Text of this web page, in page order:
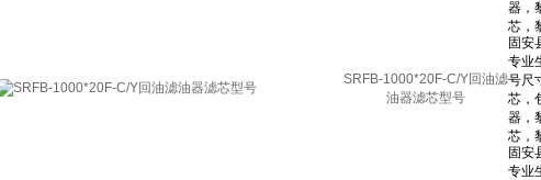
SRFB-1000*20F-C/Y回油滤
油器滤芯型号